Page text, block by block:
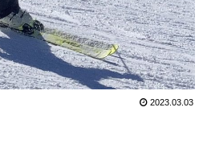
2023.03.03